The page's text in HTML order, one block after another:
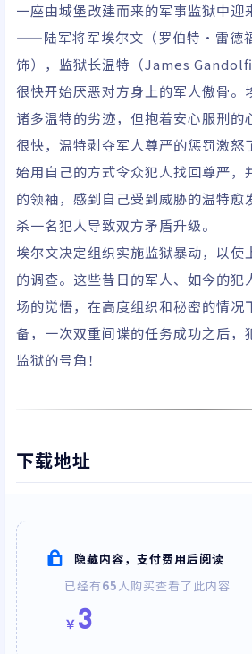
夫
多/
姆
s/
恩
一座由城堡改建而来的军事监狱中迎
——陆军将军埃尔文（罗伯特·雷德
饰），监狱长温特（James
很快开始厌恶对方身上的军人傲骨。
诸多温特的劣迹，但抱着安心服刑的
很快，温特剥夺军人尊严的惩罚激怒
始用自己的方式令众犯人找回尊严，
的领袖，感到自己受到威胁的温特愈
杀一名犯人导致双方矛盾升级。
埃尔文决定组织实施监狱暴动，以使
的调查。这些昔日的军人、如今的犯
场的觉悟，在高度组织和秘密的情况
备，一次双重间谍的任务成功之后，
监狱的号角！
下载地址
隐藏内容，支付费用后阅读
已经有65人购买查看了此内容
￥ 3